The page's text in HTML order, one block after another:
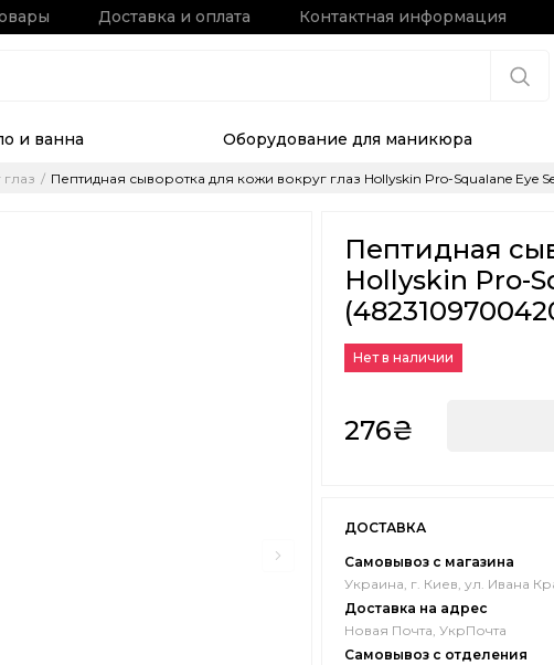
Доставка и оплата Контактная информация
и ванна Оборудование для маникюра
Пептидная сыворотка для кожи вокруг глаз Hollyskin Pro-Squalane Eye
Пептидная
Hollyskin Pro-
Нет в наличии
276₴
ДОСТАВКА
Самовывоз с магазина
Украина, г. Киев, ул. Ивана
Доставка на адрес
Новая Почта, УкрПочта
Самовывоз с отделения